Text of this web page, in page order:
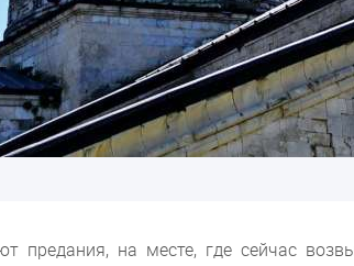
предания, на месте, где сейчас